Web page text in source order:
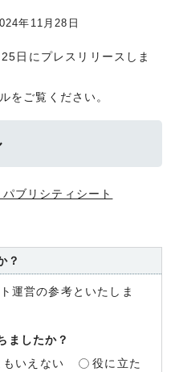
年11月28日
日にプレスリリースしま
をご覧ください。
ブリシティシート
？
運営の参考といたしま
ましたか？
もいえない
役に立た